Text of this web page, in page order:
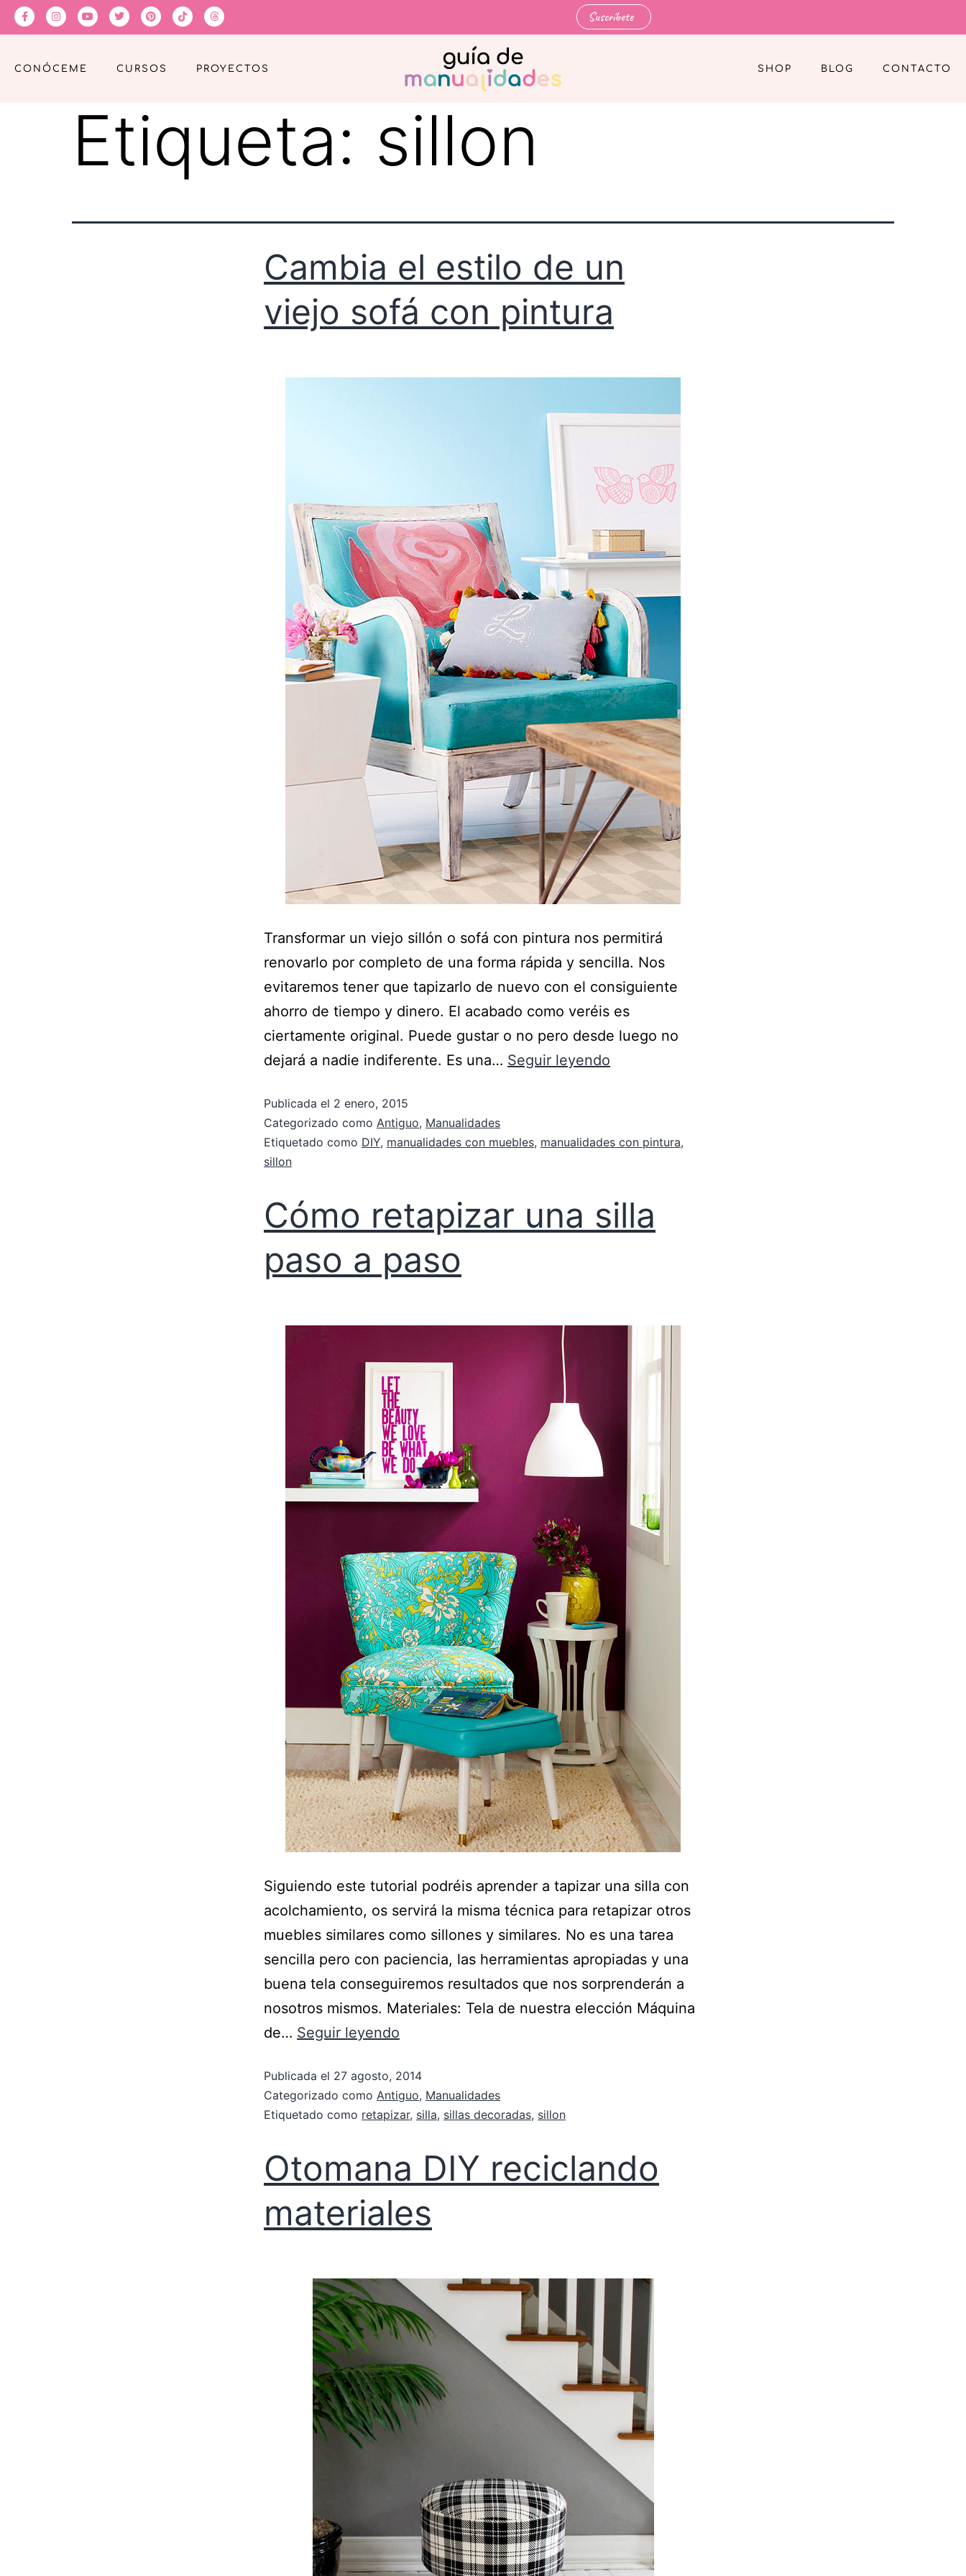
Suscríbete
CONÓCEME CURSOS PROYECTOS SHOP BLOG CONTACTO
Etiqueta: sillon
Cambia el estilo de un
viejo sofá con pintura
Transformar un viejo sillón o sofá con pintura nos permitirá
renovarlo por completo de una forma rápida y sencilla. Nos
evitaremos tener que tapizarlo de nuevo con el consiguiente
ahorro de tiempo y dinero. El acabado como veréis es
ciertamente original. Puede gustar o no pero desde luego no
dejará a nadie indiferente. Es una… Seguir leyendo
Publicada el 2 enero, 2015
Categorizado como Antiguo, Manualidades
Etiquetado como DIY, manualidades con muebles, manualidades con pintura,
sillon
Cómo retapizar una silla
paso a paso
Siguiendo este tutorial podréis aprender a tapizar una silla con
acolchamiento, os servirá la misma técnica para retapizar otros
muebles similares como sillones y similares. No es una tarea
sencilla pero con paciencia, las herramientas apropiadas y una
buena tela conseguiremos resultados que nos sorprenderán a
nosotros mismos. Materiales: Tela de nuestra elección Máquina
de… Seguir leyendo
Publicada el 27 agosto, 2014
Categorizado como Antiguo, Manualidades
Etiquetado como retapizar, silla, sillas decoradas, sillon
Otomana DIY reciclando
materiales